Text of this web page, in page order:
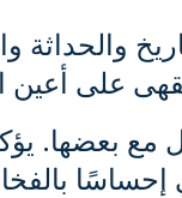
والحداثة
على أعين
بعضها.